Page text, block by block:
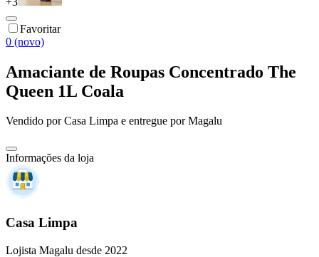
Favoritar
0 (novo)
Amaciante de Roupas Concentrado The
Queen 1L Coala
Vendido porCasa Limpa e entregue por Magalu
Informações da loja
Casa Limpa
Lojista Magalu desde 2022